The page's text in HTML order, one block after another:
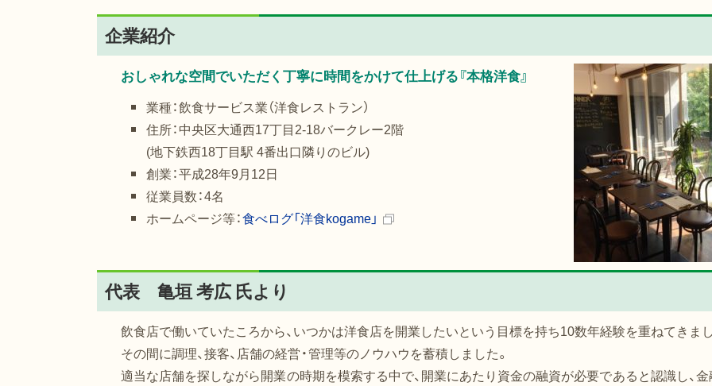
企業紹介
おしゃれな空間でいただく丁寧に時間をかけて仕上げる『本格洋食』
業種：飲食サービス業（洋食レストラン）
住所：中央区大通西17丁目2-18バークレー2階
(地下鉄西18丁目駅 4番出口隣りのビル)
創業：平成28年9月12日
従業員数：4名
ホームページ等：食べログ「洋食kogame」
ィ
ン
ド
代表 亀垣 考広 氏より
飲食店で働いていたころから、いつかは洋食店を開業したいという目標を持ち10数年経験を重ねてきまし
その間に調理、接客、店舗の経営・管理等のノウハウを蓄積しました。
適当な店舗を探しながら開業の時期を模索する中で、開業にあたり資金の融資が必要であると認識し、